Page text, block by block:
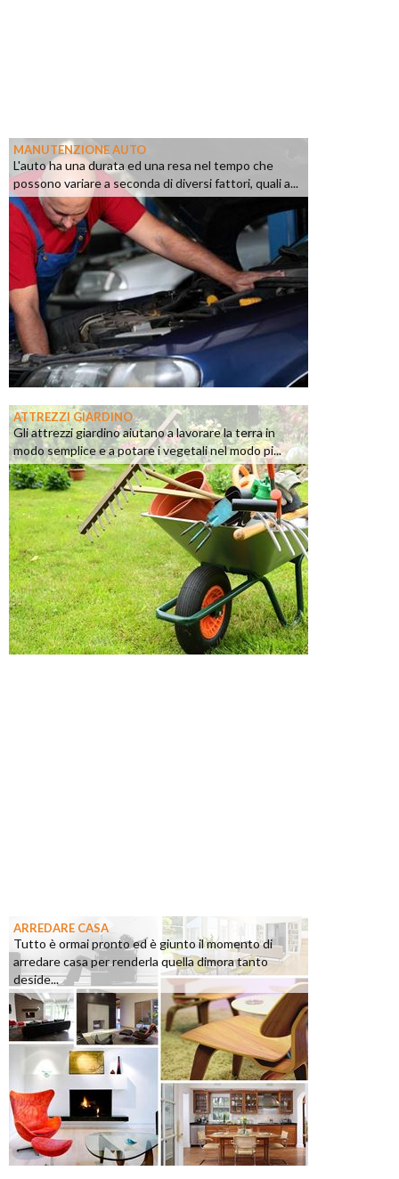
MANUTENZIONE AUTO
L'auto ha una durata ed una resa nel tempo che
possono variare a seconda di diversi fattori, quali a...
ATTREZZI GIARDINO
Gli attrezzi giardino aiutano a lavorare la terra in
modo semplice e a potare i vegetali nel modo pi...
ARREDARE CASA
Tutto è ormai pronto ed è giunto il momento di
arredare casa per renderla quella dimora tanto
deside...